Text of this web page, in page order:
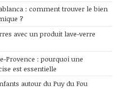
: comment trouver le bien
?
avec un produit lave-verre
Provence : pourquoi une
est essentielle
autour du Puy du Fou